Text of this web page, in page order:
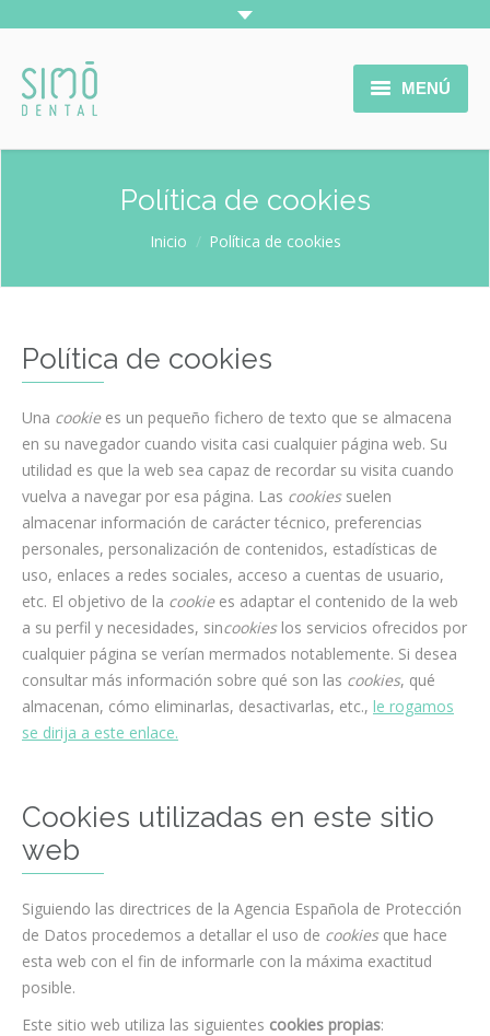
MENÚ
INICIO
LA CLÍNICA
SERVICIOS
COLABORADORES
Política de cookies
Inicio Política de cookies
Política de cookies
Una cookiees un pequeño fichero de texto que se almacena
en su navegador cuando visita casi cualquier página web. Su
utilidad es que la web sea capaz de recordar su visita cuando
vuelva a navegar por esa página. Las cookiessuelen
almacenar información de carácter técnico, preferencias
personales, personalización de contenidos, estadísticas de
uso, enlaces a redes sociales, acceso a cuentas de usuario,
etc. El objetivo de la cookiees adaptar el contenido de la web
a su perfil y necesidades, sincookieslos servicios ofrecidos por
cualquier página se verían mermados notablemente. Si desea
consultar más información sobre qué son las cookies, qué
almacenan, cómo eliminarlas, desactivarlas, etc., le rogamos
se dirija a este enlace.
Cookies utilizadas en este sitio
web
Siguiendo las directrices de la Agencia Española de Protección
de Datos procedemos a detallar el uso de cookiesque hace
esta web con el fin de informarle con la máxima exactitud
posible.
Este sitio web utiliza las siguientes cookies propias: